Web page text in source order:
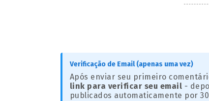
Verificação de Email (apenas uma vez)
Após enviar seu primeiro
link para verificar seu email -
publicados automaticamente por